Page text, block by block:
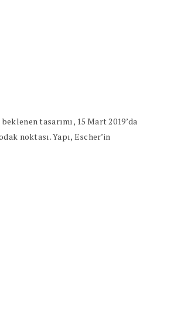
tasarımı, 15 Mart 2019’da
noktası. Yapı, Escher’in